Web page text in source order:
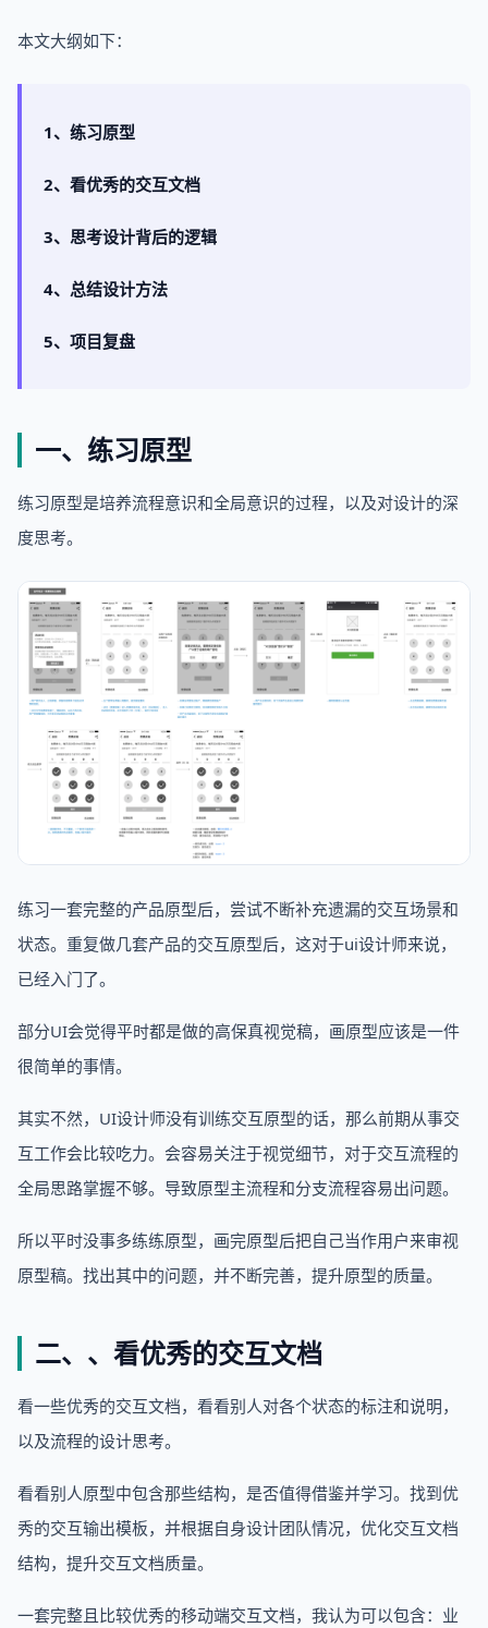
本文大纲如下：
1、练习原型
2、看优秀的交互文档
3、思考设计背后的逻辑
4、总结设计方法
5、项目复盘
一、练习原型
练习原型是培养流程意识和全局意识的过程，以及对设计的深
度思考。
练习一套完整的产品原型后，尝试不断补充遗漏的交互场景和
状态。重复做几套产品的交互原型后，这对于ui设计师来说，
已经入门了。
部分UI会觉得平时都是做的高保真视觉稿，画原型应该是一件
很简单的事情。
其实不然，UI设计师没有训练交互原型的话，那么前期从事交
互工作会比较吃力。会容易关注于视觉细节，对于交互流程的
全局思路掌握不够。导致原型主流程和分支流程容易出问题。
所以平时没事多练练原型，画完原型后把自己当作用户来审视
原型稿。找出其中的问题，并不断完善，提升原型的质量。
二、、看优秀的交互文档
看一些优秀的交互文档，看看别人对各个状态的标注和说明，
以及流程的设计思考。
看看别人原型中包含那些结构，是否值得借鉴并学习。找到优
秀的交互输出模板，并根据自身设计团队情况，优化交互文档
结构，提升交互文档质量。
一套完整且比较优秀的移动端交互文档，我认为可以包含：业